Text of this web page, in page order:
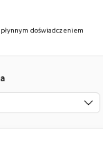
doświadczeniem